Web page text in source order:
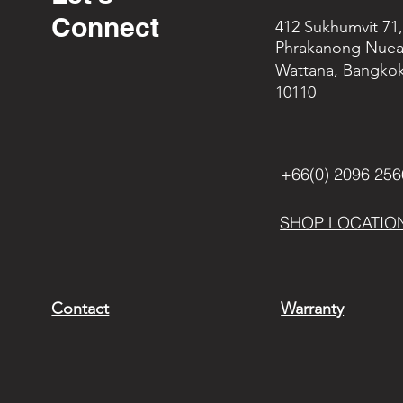
Connect
Contact
412 Sukhumvit 71,
Phrakanong
Wattana,
10110
+66(0) 2096
SHOP
Warranty